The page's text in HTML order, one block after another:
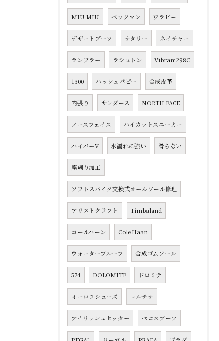
MIU MIU ベックマン ワラビー
デザートブーツ ナタリー ネイチャー
ランブラー ラシュトン Vibram298C
1300 ハッシュパピー 合成皮革
内張り サンダース NORTH FACE
ノースフェイス ハイカットスニーカー
ハイパーV 水濡れに強い 滑らない
座刳り加工
ソフトスパイク交換式オールソール修理
アリストクラフト Timbaland
コールハーン Cole Haan
ウォータープルーフ 合成ゴムソール
574 DOLOMITE ドロミテ
オーロラシューズ コルチナ
アイリッシュセッター ペコスブーツ